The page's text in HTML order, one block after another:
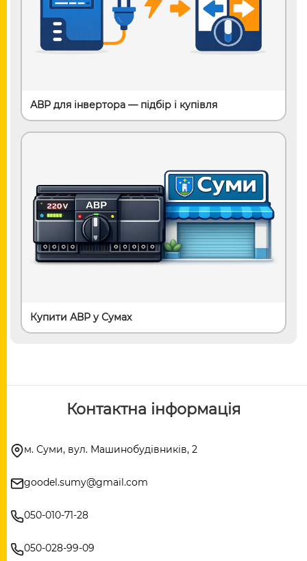
АВР для інвертора — підбір і купівля
Купити АВР у Сумах
Контактна інформація
м. Суми, вул. Машинобудівників, 2
goodel.sumy@gmail.com
050-010-71-28
050-028-99-09